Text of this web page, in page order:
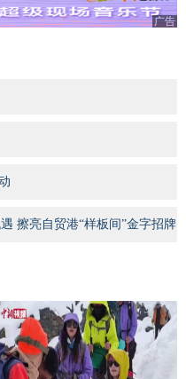
广告
擦亮自贸港“样板间”金字招牌